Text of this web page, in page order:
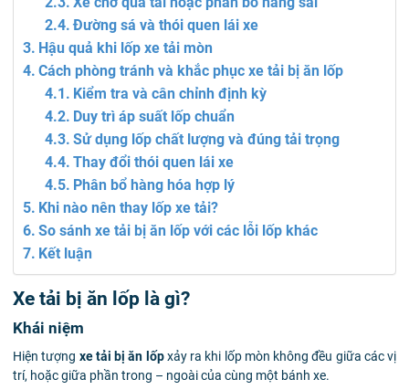
Đường sá và thói quen lái xe
Hậu quả khi lốp xe tải mòn
Cách phòng tránh và khắc phục xe tải bị ăn lốp
Kiểm tra và cân chỉnh định kỳ
Duy trì áp suất lốp chuẩn
Sử dụng lốp chất lượng và đúng tải trọng
Thay đổi thói quen lái xe
Phân bổ hàng hóa hợp lý
Khi nào nên thay lốp xe tải?
So sánh xe tải bị ăn lốp với các lỗi lốp khác
Kết luận
Xe tải bị ăn lốp là gì?
Khái niệm
Hiện tượng xe tải bị ăn lốpxảy ra khi lốp mòn không đều giữa các vị
trí, hoặc giữa phần trong – ngoài của cùng một bánh xe.